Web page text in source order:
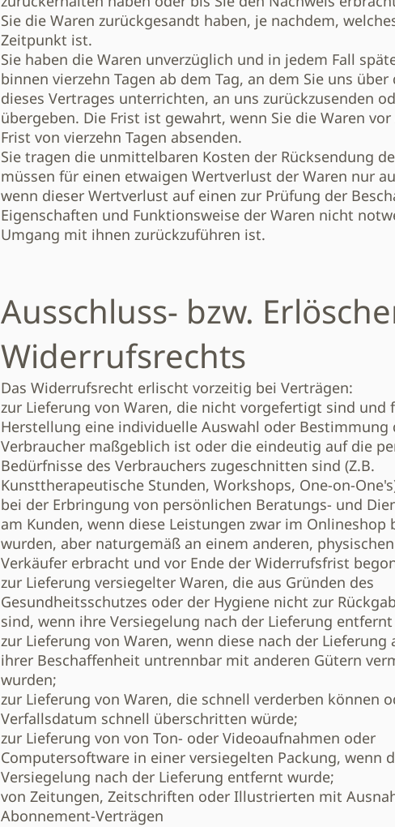
Sie die Waren zurückgesandt haben, je nachdem,
Zeitpunkt ist.
Sie haben die Waren unverzüglich und in jedem Fall
binnen vierzehn Tagen ab dem Tag, an dem Sie uns
dieses Vertrages unterrichten, an uns zurückzusenden
übergeben. Die Frist ist gewahrt, wenn Sie die Waren
Frist von vierzehn Tagen absenden.
Sie tragen die unmittelbaren Kosten der Rücksendung
müssen für einen etwaigen Wertverlust der Waren nur
wenn dieser Wertverlust auf einen zur Prüfung der
Eigenschaften und Funktionsweise der Waren nicht
Umgang mit ihnen zurückzuführen ist.
Ausschluss- bzw.
Widerrufsrechts
Das Widerrufsrecht erlischt vorzeitig bei Verträgen:
zur Lieferung von Waren, die nicht vorgefertigt sind und
Herstellung eine individuelle Auswahl oder Bestimmung
Verbraucher maßgeblich ist oder die eindeutig auf die
Bedürfnisse des Verbrauchers zugeschnitten sind (Z.B.
Kunsttherapeutische Stunden, Workshops, One-on-
bei der Erbringung von persönlichen Beratungs- und
am Kunden, wenn diese Leistungen zwar im Onlineshop
wurden, aber naturgemäß an einem anderen,
Verkäufer erbracht und vor Ende der Widerrufsfrist
zur Lieferung versiegelter Waren, die aus Gründen des
Gesundheitsschutzes oder der Hygiene nicht zur
sind, wenn ihre Versiegelung nach der Lieferung
zur Lieferung von Waren, wenn diese nach der Lieferung
ihrer Beschaffenheit untrennbar mit anderen Gütern
wurden;
zur Lieferung von Waren, die schnell verderben können
Verfallsdatum schnell überschritten würde;
zur Lieferung von von Ton- oder Videoaufnahmen oder
Computersoftware in einer versiegelten Packung, wenn
Versiegelung nach der Lieferung entfernt wurde;
von Zeitungen, Zeitschriften oder Illustrierten mit
Abonnement-Verträgen